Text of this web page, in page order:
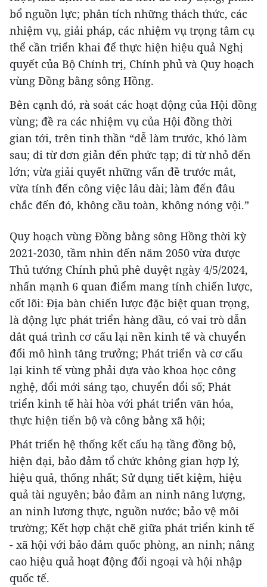
bổ nguồn lực; phân tích những thách thức, các
nhiệm vụ, giải pháp, các nhiệm vụ trọng tâm cụ
thể cần triển khai để thực hiện hiệu quả Nghị
quyết của Bộ Chính trị, Chính phủ và Quy hoạch
vùng Đồng bằng sông Hồng.
Bên cạnh đó, rà soát các hoạt động của Hội đồng
vùng; đề ra các nhiệm vụ của Hội đồng thời
gian tới, trên tinh thần “dễ làm trước, khó làm
sau; đi từ đơn giản đến phức tạp; đi từ nhỏ đến
lớn; vừa giải quyết những vấn đề trước mắt,
vừa tính đến công việc lâu dài; làm đến đâu
chắc đến đó, không cầu toàn, không nóng vội.”
Quy hoạch vùng Đồng bằng sông Hồng thời kỳ
2021-2030, tầm nhìn đến năm 2050 vừa được
Thủ tướng Chính phủ phê duyệt ngày 4/5/2024,
nhấn mạnh 6 quan điểm mang tính chiến lược,
cốt lõi: Địa bàn chiến lược đặc biệt quan trọng,
là động lực phát triển hàng đầu, có vai trò dẫn
dắt quá trình cơ cấu lại nền kinh tế và chuyển
đổi mô hình tăng trưởng; Phát triển và cơ cấu
lại kinh tế vùng phải dựa vào khoa học công
nghệ, đổi mới sáng tạo, chuyển đổi số; Phát
triển kinh tế hài hòa với phát triển văn hóa,
thực hiện tiến bộ và công bằng xã hội;
Phát triển hệ thống kết cấu hạ tầng đồng bộ,
hiện đại, bảo đảm tổ chức không gian hợp lý,
hiệu quả, thống nhất; Sử dụng tiết kiệm, hiệu
quả tài nguyên; bảo đảm an ninh năng lượng,
an ninh lương thực, nguồn nước; bảo vệ môi
trường; Kết hợp chặt chẽ giữa phát triển kinh tế
- xã hội với bảo đảm quốc phòng, an ninh; nâng
cao hiệu quả hoạt động đối ngoại và hội nhập
quốc tế.